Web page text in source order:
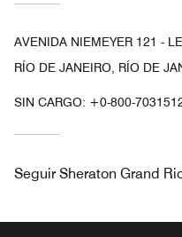
AVENIDA NIEMEYER 121 -
RÍO DE JANEIRO, RÍO DE
SIN CARGO: +0-800-
Seguir Sheraton Grand